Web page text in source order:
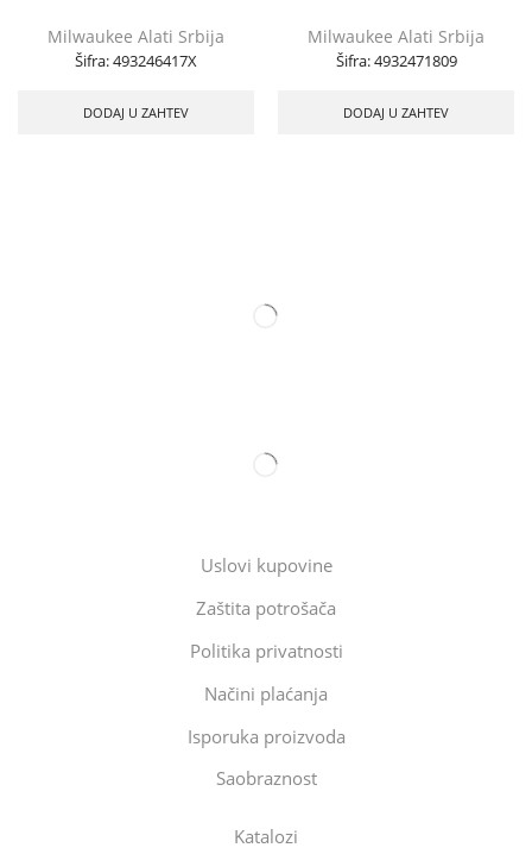
Milwaukee Alati Srbija
Šifra:493246417X
DODAJ U ZAHTEV
Milwaukee Alati Srbija
Šifra:4932471809
DODAJ U ZAHTEV
Uslovi kupovine
Zaštita potrošača
Politika privatnosti
Načini plaćanja
Isporuka proizvoda
Saobraznost
Katalozi